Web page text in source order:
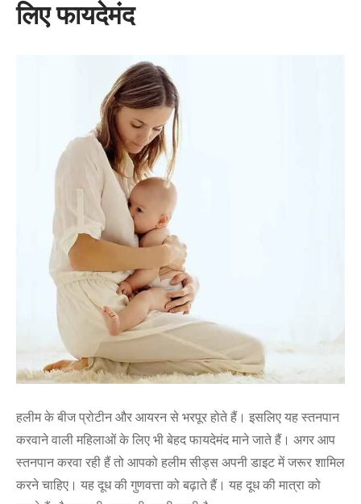
लिए फायदेमंद
हलीम के बीज प्रोटीन और आयरन से भरपूर होते हैं। इसलिए यह स्तनपान
करवाने वाली महिलाओं के लिए भी बेहद फायदेमंद माने जाते हैं। अगर आप
स्तनपान करवा रही हैं तो आपको हलीम सीड्स अपनी डाइट में जरूर शामिल
करने चाहिए। यह दूध की गुणवत्ता को बढ़ाते हैं। यह दूध की मात्रा को